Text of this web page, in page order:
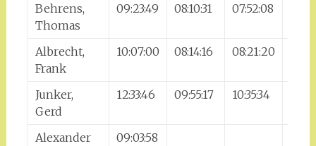
Behrens,
Thomas
09:23:49 08:10:31 07:52:08
Albrecht,
Frank
10:07:00 08:14:16 08:21:20
Junker,
Gerd
12:33:46 09:55:17 10:35:34
Alexander
09:03:58